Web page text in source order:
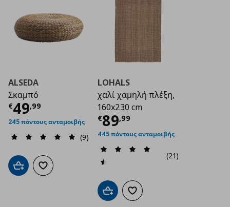
ALSEDA
Σκαμπό
€49,99
Τρέχουσα τιμή€ 49,99
245 πόντους ανταμοιβής
(9)
Προσθήκη στο καλάθι
Προσθήκη στα αγαπημένα
LOHALS
χαλί χαμηλή πλέξη,
160x230 cm
€89,99
Τρέχουσα τιμή
445 πόντους ανταμοιβής
(21)
Προσθήκη στο καλάθι
Προσθήκη στα αγαπημένα